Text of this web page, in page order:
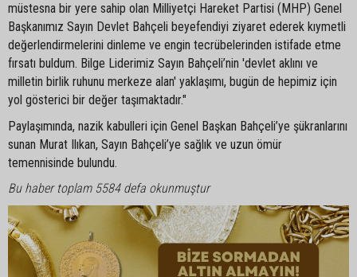
müstesna bir yere sahip olan Milliyetçi Hareket Partisi (MHP) Genel
Başkanımız Sayın Devlet Bahçeli beyefendiyi ziyaret ederek kıymetli
değerlendirmelerini dinleme ve engin tecrübelerinden istifade etme
fırsatı buldum. Bilge Liderimiz Sayın Bahçeli’nin 'devlet aklını ve
milletin birlik ruhunu merkeze alan' yaklaşımı, bugün de hepimiz için
yol gösterici bir değer taşımaktadır."
Paylaşımında, nazik kabulleri için Genel Başkan Bahçeli’ye şükranlarını
sunan Murat Ilıkan, Sayın Bahçeli’ye sağlık ve uzun ömür
temennisinde bulundu.
Bu haber toplam 5584 defa okunmuştur